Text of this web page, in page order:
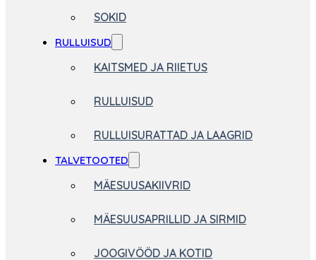
SOKID
RULLUISUD
KAITSMED JA RIIETUS
RULLUISUD
RULLUISURATTAD JA LAAGRID
TALVETOOTED
MÄESUUSAKIIVRID
MÄESUUSAPRILLID JA SIRMID
JOOGIVÖÖD JA KOTID